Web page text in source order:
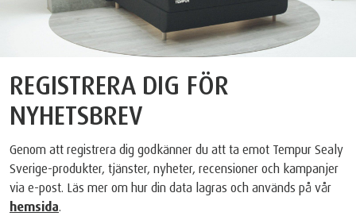
REGISTRERA DIG FÖR
NYHETSBREV
Genom att registrera dig godkänner du att ta emot Tempur Sealy
Sverige-produkter, tjänster, nyheter, recensioner och kampanjer
via e-post. Läs mer om hur din data lagras och används på vår
hemsida.